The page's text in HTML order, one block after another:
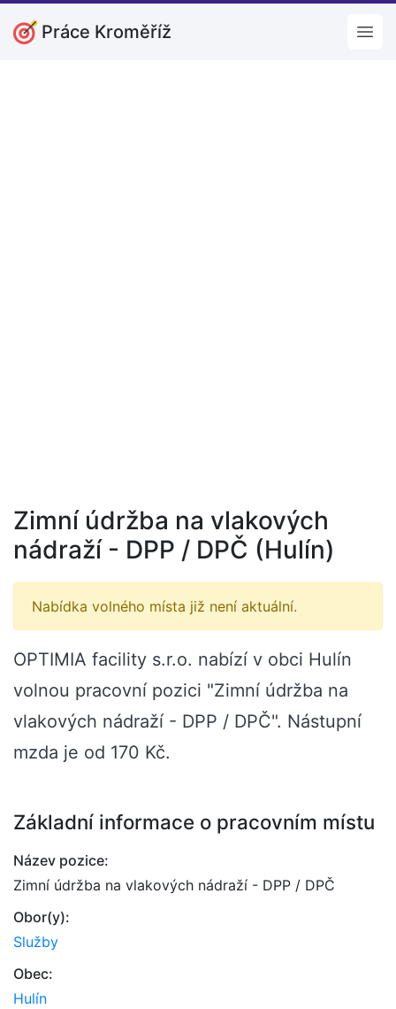
Práce Kroměříž
Zimní údržba na vlakových
nádraží - DPP / DPČ (Hulín)
Nabídka volného místa již není aktuální.
OPTIMIA facility s.r.o. nabízí v obci Hulín
volnou pracovní pozici "Zimní údržba na
vlakových nádraží - DPP / DPČ". Nástupní
mzda je od 170 Kč.
Základní informace o pracovním místu
Název pozice:
Zimní údržba na vlakových nádraží - DPP / DPČ
Obor(y):
Služby
Obec:
Hulín